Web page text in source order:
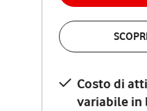
Costo di
variabile in